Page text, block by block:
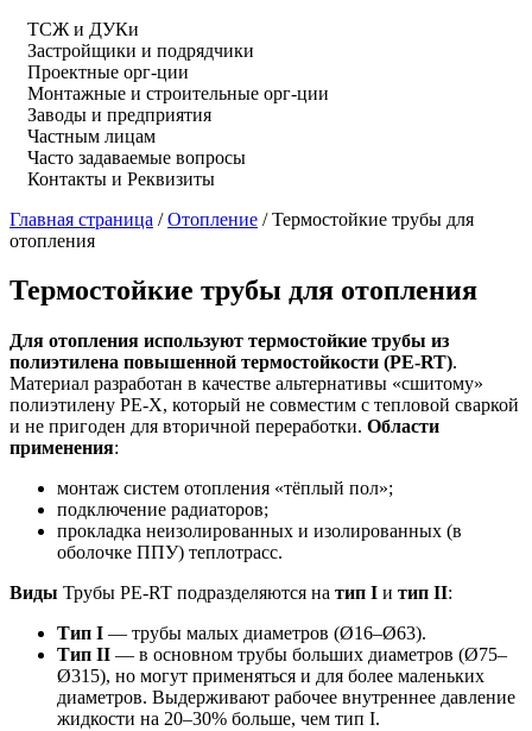
ТСЖ и ДУКи
Застройщики и подрядчики
Проектные орг-ции
Монтажные и строительные орг-ции
Заводы и предприятия
Частным лицам
Часто задаваемые вопросы
Контакты и Реквизиты
Главная страница /Отопление /Термостойкие трубы для
отопления
Термостойкие трубы для отопления
Для отопления используют термостойкие трубы из
полиэтилена повышенной термостойкости (PE-RT).
Материал разработан в качестве альтернативы «сшитому»
полиэтилену PE-X, который не совместим с тепловой сваркой
и не пригоден для вторичной переработки. Области
применения:
монтаж систем отопления «тёплый пол»;
подключение радиаторов;
прокладка неизолированных и изолированных (в
оболочке ППУ) теплотрасс.
Виды Трубы PE-RT подразделяются на тип I и тип II:
Тип I — трубы малых диаметров (Ø16–Ø63).
Тип II — в основном трубы больших диаметров (Ø75–
Ø315), но могут применяться и для более маленьких
диаметров. Выдерживают рабочее внутреннее давление
жидкости на 20–30% больше, чем тип I.